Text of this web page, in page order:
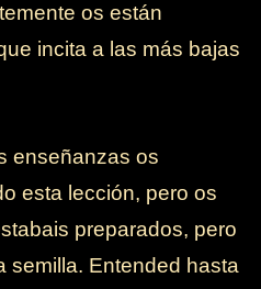
os están
incita a las más bajas
enseñanzas os
esta lección, pero os
preparados, pero
semilla. Entended hasta